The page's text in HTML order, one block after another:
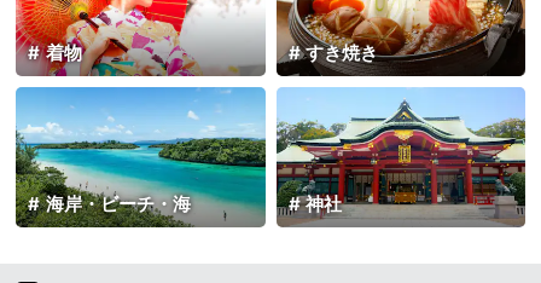
すき焼き
着物
神社
海岸・ビーチ・海